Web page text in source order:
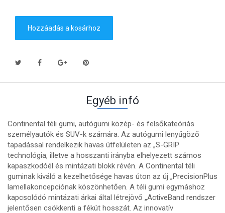
Hozzáadás a kosárhoz
Egyéb infó
Continental téli gumi, autógumi közép- és felsőkateóriás
személyautók és SUV-k számára. Az autógumi lenyűgöző
tapadással rendelkezik havas útfelületen az „S-GRIP
technológia, illetve a hosszanti irányba elhelyezett számos
kapaszkodóél és mintázati blokk révén. A Continental téli
guminak kiváló a kezelhetősége havas úton az új „PrecisionPlus
lamellakoncepciónak köszönhetően. A téli gumi egymáshoz
kapcsolódó mintázati árkai által létrejövő „ActiveBand rendszer
jelentősen csökkenti a fékút hosszát. Az innovatív